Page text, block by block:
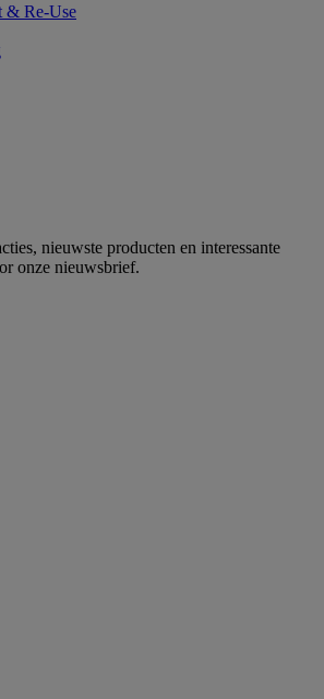
& Re-Use
nieuwste producten en interessante
onze nieuwsbrief.